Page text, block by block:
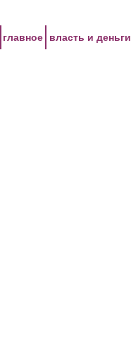
главное власть и деньги